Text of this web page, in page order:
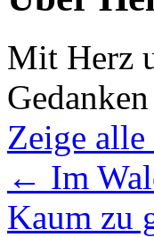
Mit Herz
Zeige
← Im
Kaum zu